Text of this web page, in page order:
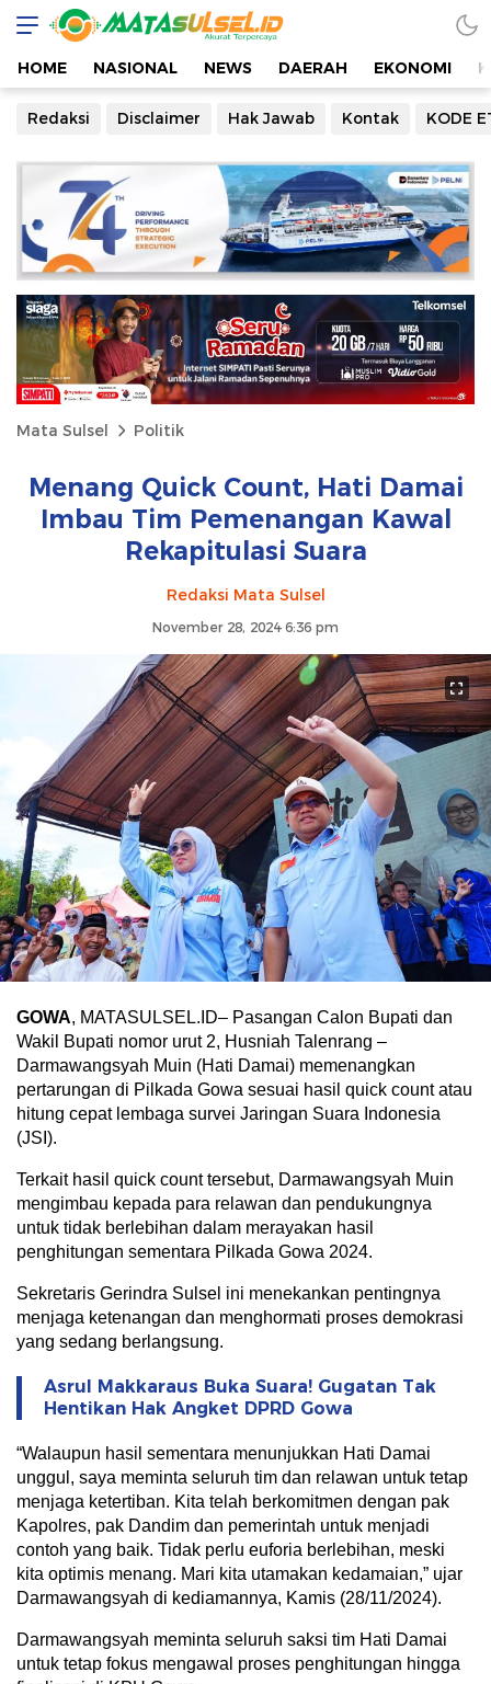
HOME NASIONAL NEWS DAERAH EKONOMI
Redaksi Disclaimer Hak Jawab Kontak KODE
Mata Sulsel Politik
Menang Quick Count, Hati Damai
Imbau Tim Pemenangan Kawal
Rekapitulasi Suara
Redaksi Mata Sulsel
November 28, 2024 6:36 pm
GOWA, MATASULSEL.ID– Pasangan Calon Bupati dan
Wakil Bupati nomor urut 2, Husniah Talenrang –
Darmawangsyah Muin (Hati Damai) memenangkan
pertarungan di Pilkada Gowa sesuai hasil quick count atau
hitung cepat lembaga survei Jaringan Suara Indonesia
(JSI).
Terkait hasil quick count tersebut, Darmawangsyah Muin
mengimbau kepada para relawan dan pendukungnya
untuk tidak berlebihan dalam merayakan hasil
penghitungan sementara Pilkada Gowa 2024.
Sekretaris Gerindra Sulsel ini menekankan pentingnya
menjaga ketenangan dan menghormati proses demokrasi
yang sedang berlangsung.
Asrul Makkaraus Buka Suara! Gugatan Tak
Hentikan Hak Angket DPRD Gowa
“Walaupun hasil sementara menunjukkan Hati Damai
unggul, saya meminta seluruh tim dan relawan untuk tetap
menjaga ketertiban. Kita telah berkomitmen dengan pak
Kapolres, pak Dandim dan pemerintah untuk menjadi
contoh yang baik. Tidak perlu euforia berlebihan, meski
kita optimis menang. Mari kita utamakan kedamaian,” ujar
Darmawangsyah di kediamannya, Kamis (28/11/2024).
Darmawangsyah meminta seluruh saksi tim Hati Damai
untuk tetap fokus mengawal proses penghitungan hingga